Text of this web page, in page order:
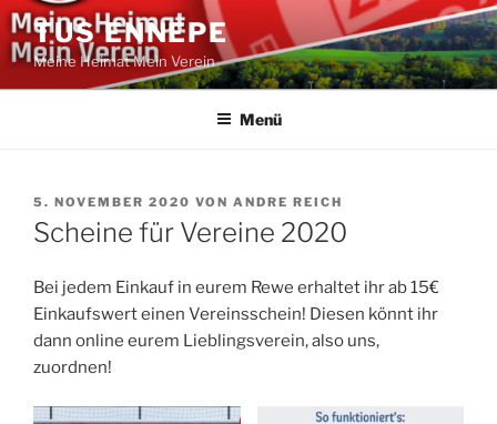
Zum
Inhalt
springen
TUS ENNEPE
Meine Heimat Mein Verein
Menü
VERÖFFENTLICHT
AM
5. NOVEMBER 2020 VON ANDRE REICH
Scheine für Vereine 2020
Bei jedem Einkauf in eurem Rewe erhaltet ihr ab 15€
Einkaufswert einen Vereinsschein! Diesen könnt ihr
dann online eurem Lieblingsverein, also uns,
zuordnen!